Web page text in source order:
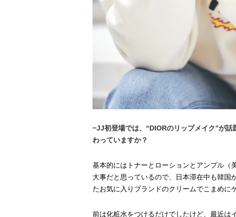
−JJ初登場では、“DIORのリップメイク”が
わっていますか？
基本的にはトナーとローションとアンプル（
大事だと思っているので、日本滞在中も韓国
たお気に入りブランドのクリームでこまめに
前は化粧水をつけるだけでしたけど、最近は